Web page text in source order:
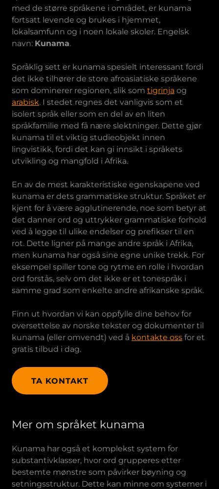
med de større språkene i området, er kunama
fortsatt levende og brukes i hjemmet,
lokalsamfunn og i noen lokale skoler. Engelsk
navn: Kunama.
Språklig sett er kunama spesielt interessant fordi
det ikke tilhører de store afroasiatiske språkene
som dominerer regionen, slik som tigrinja og
arabisk. I stedet regnes det vanligvis som et
isolert språk eller som en del av en liten
språkfamilie med få nære slektninger. Dette gjør
kunama til et viktig studieobjekt innen
lingvistikk, fordi det kan gi innsikt i språkets
utvikling og mangfold i Afrika.
En av de mest karakteristiske egenskapene ved
kunama er dets grammatiske struktur. Språket er
kjent for å være agglutinerende, noe som betyr at
det danner ord og uttrykker grammatiske forhold
ved å legge til ulike endelser og prefikser til en
rot. Dette ligner på mange andre språk i Afrika,
men kunama har også sine egne unike trekk. For
eksempel spiller tone og rytme en rolle i hvordan
ord forstås, selv om det ikke er et tonespråk i
samme grad som enkelte andre afrikanske språk.
Finn ut hvordan vi kan oppfylle dine behov for
oversettelse av norske tekster og dokumenter til
kunama (eller omvendt) ved å kontakte oss for et
gratis tilbud i dag.
TA KONTAKT
Mer om språket kunama
Kunama har også et komplekst system for
substantivklasser, hvor ord grupperes etter
bestemte mønstre som påvirker bøyning og
setningsstruktur. Dette kan minne om systemer i